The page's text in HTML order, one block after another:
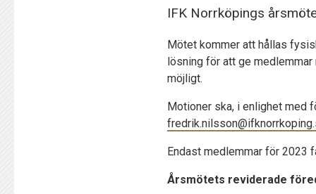
IFK Norrköpings
Mötet kommer att hållas
lösning för att ge
möjligt.
Motioner ska, i enlighet med
Endast medlemmar för 2023
Årsmötets reviderade